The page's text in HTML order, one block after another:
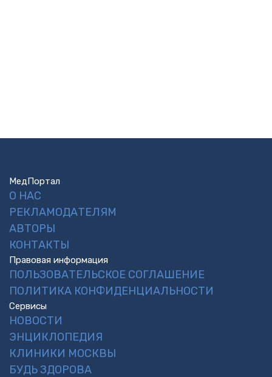
МедПортал
О НАС
РЕКЛАМОДАТЕЛЯМ
АВТОРЫ
КОНТАКТЫ
Правовая информация
ПОЛЬЗОВАТЕЛЬСКОЕ СОГЛАШЕНИЕ
ПОЛИТИКА КОНФИДЕНЦИАЛЬНОСТИ
Сервисы
НОВОСТИ
ЭНЦИКЛОПЕДИЯ
КЛИНИКИ МОСКВЫ
БУДЬ ЗДОРОВА